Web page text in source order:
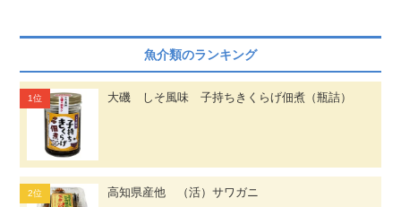
魚介類のランキング
大磯 しそ風味 子持ちきくらげ佃煮（瓶詰）
高知県産他 （活）サワガニ